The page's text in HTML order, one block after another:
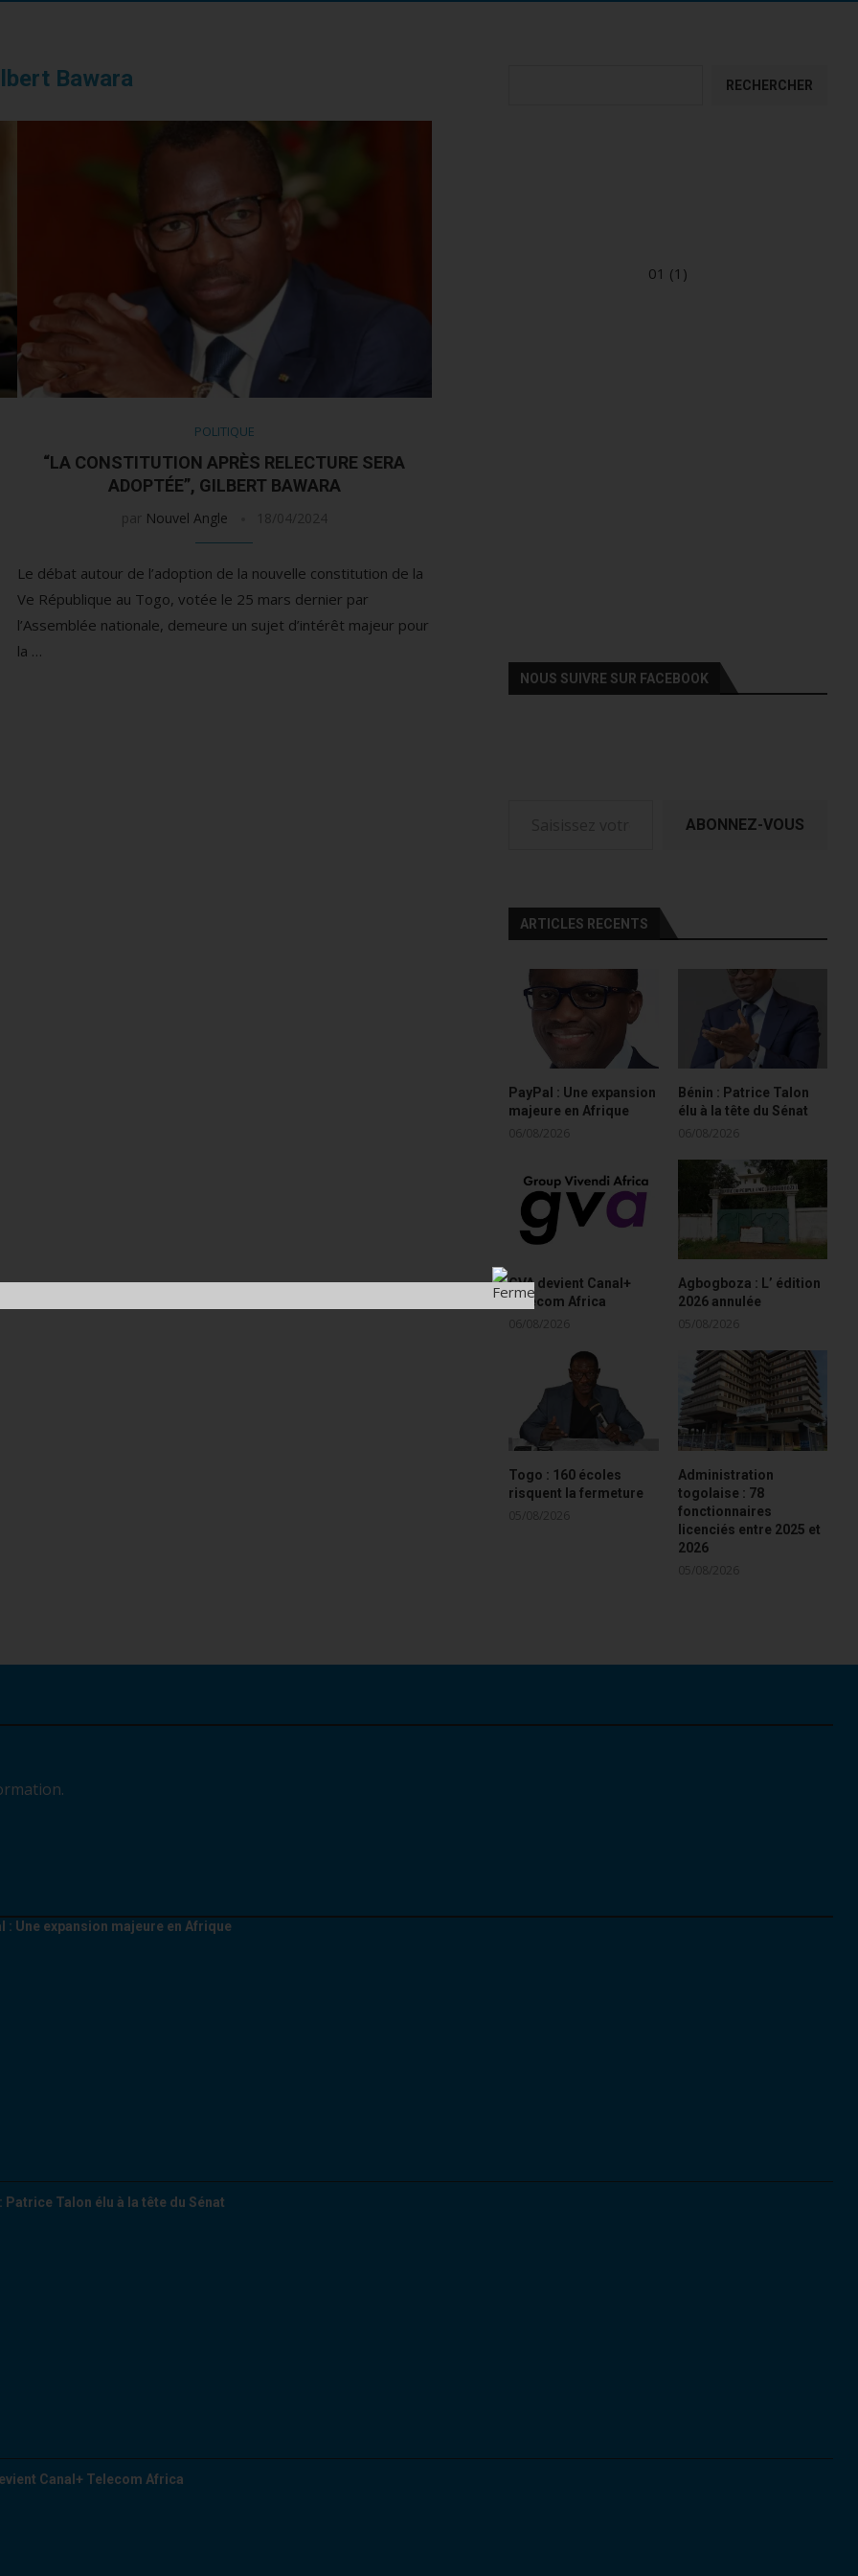
Bawara
POLITIQUE
“LA CONSTITUTION APRÈS RELECTURE SERA
ADOPTÉE”, GILBERT BAWARA
par Nouvel Angle 18/04/2024
Le débat autour de l’adoption de la nouvelle constitution de la
Ve République au Togo, votée le 25 mars dernier par
l’Assemblée nationale, demeure un sujet d’intérêt majeur pour
la …
RECHERCHER
01 (1)
NOUS SUIVRE SUR FACEBOOK
ABONNEZ-VOUS
ARTICLES RECENTS
PayPal : Une expansion
majeure en Afrique
06/08/2026
Bénin : Patrice Talon
élu à la tête du Sénat
06/08/2026
GVA devient Canal+
Telecom Africa
06/08/2026
Agbogboza : L’ édition
2026 annulée
05/08/2026
Togo : 160 écoles
risquent la fermeture
05/08/2026
Administration
togolaise : 78
fonctionnaires
licenciés entre 2025 et
2026
05/08/2026
: Une expansion majeure en Afrique
Patrice Talon élu à la tête du Sénat
Canal+ Telecom Africa